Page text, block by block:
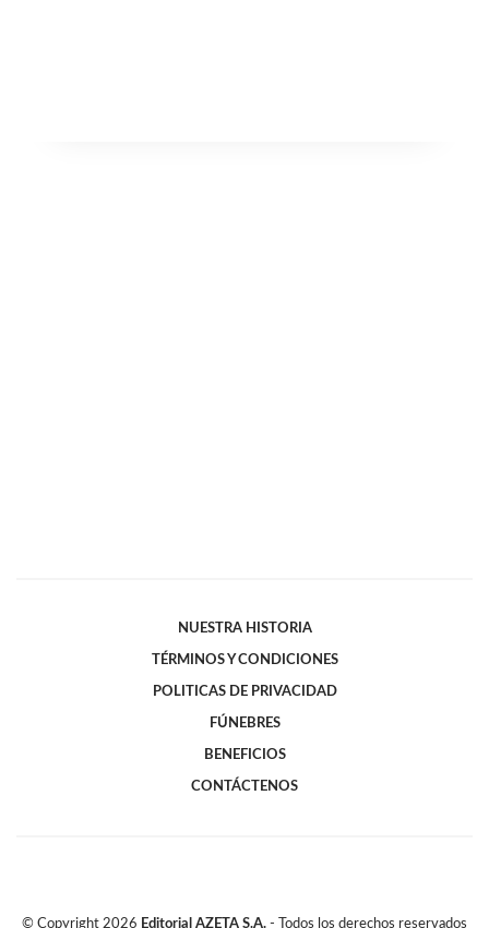
NUESTRA HISTORIA
TÉRMINOS Y CONDICIONES
POLITICAS DE PRIVACIDAD
FÚNEBRES
BENEFICIOS
CONTÁCTENOS
© Copyright 2026 Editorial AZETA S.A. - Todos los derechos reservados